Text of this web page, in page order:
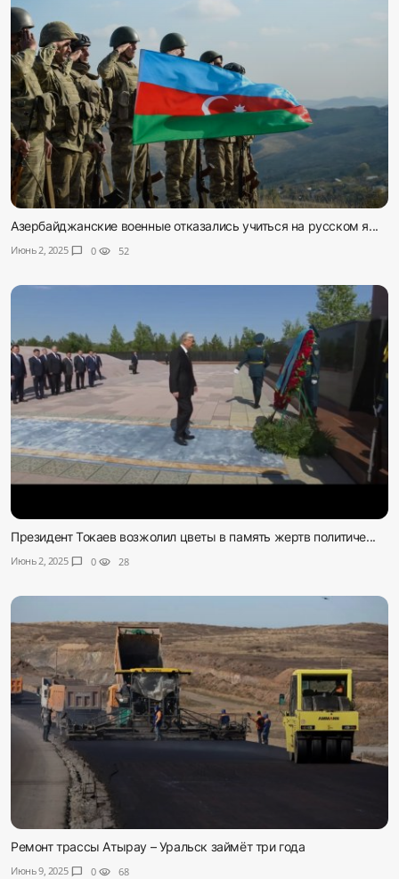
Азербайджанские военные отказались учиться на русском я...
Июнь 2, 2025 chat_bubble 0 visibility 52
Президент Токаев возжолил цветы в память жертв политиче...
Июнь 2, 2025 chat_bubble 0 visibility 28
Ремонт трассы Атырау – Уральск займёт три года
Июнь 9, 2025 chat_bubble 0 visibility 68